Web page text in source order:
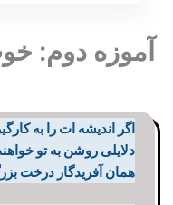
آموزه دوم:
اگر اندیشه ات را به
دلایلی روشن به تو
همان آفریدگار درخت